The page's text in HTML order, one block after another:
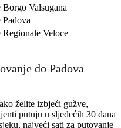
Borgo Valsugana
Padova
Regionale Veloce
, ©OpenStreetMapcontributors
do Padova
želite izbjeći gužve,
putuju u sljedećih 30 dana
najveći sati za putovanje